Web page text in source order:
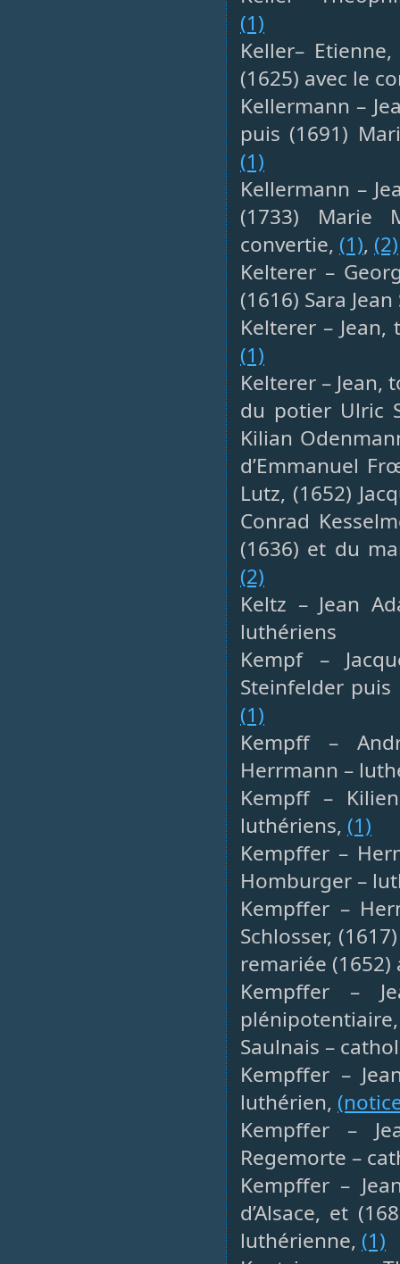
(1)
Keller–
(1625) avec le
Kellermann –
puis (1691)
(1)
Kellermann –
(1733) Marie
convertie, (1), (2)
Kelterer –
(1616) Sara
Kelterer –
(1)
Kelterer – Jean,
du potier Ulric
Kilian
d’Emmanuel
Lutz, (1652)
Conrad
(1636) et du
(2)
Keltz – Jean
luthériens
Kempf –
Steinfelder
(1)
Kempff –
Herrmann –
Kempff –
luthériens, (1)
Kempffer –
Homburger –
Kempffer –
Schlosser,
remariée (1652)
Kempffer –
Saulnais –
Kempffer –
luthérien,
Kempffer –
Regemorte –
Kempffer –
d’Alsace, et
luthérienne, (1)